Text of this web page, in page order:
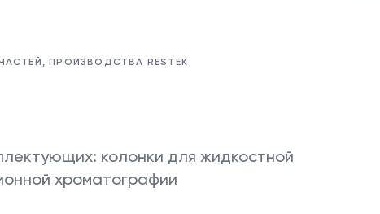
ПРОИЗВОДСТВА RESTEK
колонки для жидкостной
хроматографии